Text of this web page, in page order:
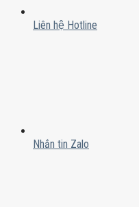
Liên hệ Hotline
Nhắn tin Zalo